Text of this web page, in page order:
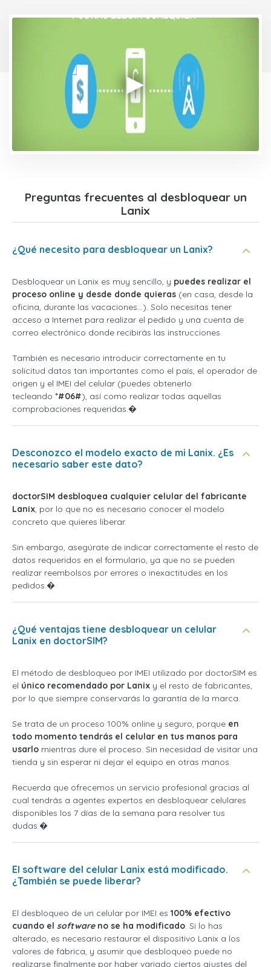
Preguntas frecuentes al desbloquear un
Lanix
¿Qué necesito para desbloquear un Lanix?
Desbloquear un Lanix es muy sencillo, y puedes realizar el
proceso online y desde donde quieras (en casa, desde la
oficina, durante las vacaciones...). Solo necesitas tener
acceso a Internet para realizar el pedido y una cuenta de
correo electrónico donde recibirás las instrucciones.
También es necesario introducir correctamente en tu
solicitud datos tan importantes como el país, el operador de
origen y el IMEI del celular (puedes obtenerlo
tecleando *#06#), así como realizar todas aquellas
comprobaciones requeridas.�
Desconozco el modelo exacto de mi Lanix. ¿Es
necesario saber este dato?
doctorSIM desbloquea cualquier celular del fabricante
Lanix, por lo que no es necesario conocer el modelo
concreto que quieres liberar.
Sin embargo, asegúrate de indicar correctamente el resto de
datos requeridos en el formulario, ya que no se pueden
realizar reembolsos por errores o inexactitudes en los
pedidos.�
¿Qué ventajas tiene desbloquear un celular
Lanix en doctorSIM?
El método de desbloqueo por IMEI utilizado por doctorSIM es
el único recomendado por Lanix y el resto de fabricantes,
por lo que siempre conservarás la garantía de la marca.
Se trata de un proceso 100% online y seguro, porque en
todo momento tendrás el celular en tus manos para
usarlo mientras dure el proceso. Sin necesidad de visitar una
tienda y sin esperar ni dejar el equipo en otras manos.
Recuerda que ofrecemos un servicio profesional gracias al
cual tendrás a agentes expertos en desbloquear celulares
disponibles los 7 días de la semana para resolver tus
dudas.�
El software del celular Lanix está modificado.
¿También se puede liberar?
El desbloqueo de un celular por IMEI es 100% efectivo
cuando el softwareno se ha modificado. Si lo has
alterado, es necesario restaurar el dispositivo Lanix a los
valores de fábrica, y asumir que desbloqueo puede no
realizarse finalmente por haber variado ciertos ajustes del